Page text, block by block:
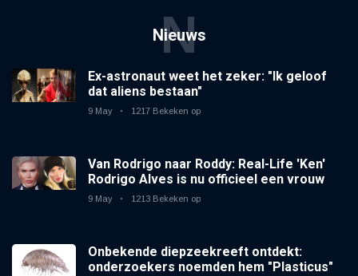
Nieuws
N
Ex-astronaut weet het zeker: "Ik geloof
dat aliens bestaan"
9 May 1217 Bekeken op
Van Rodrigo naar Roddy: Real-Life 'Ken'
Rodrigo Alves is nu officieel een vrouw
9 May 1213 Bekeken op
Onbekende diepzeekreeft ontdekt:
onderzoekers noemden hem "Plasticus"